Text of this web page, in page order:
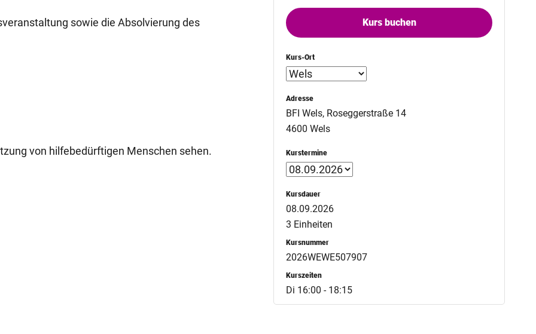
sowie die Absolvierung des
von hilfebedürftigen Menschen sehen.
Kurs-Ort
Adresse
BFI Wels, Roseggerstraße 14
4600 Wels
Kurstermine
Kursdauer
08.09.2026
3 Einheiten
Kursnummer
2026WEWE507907
Kurszeiten
Di 16:00 - 18:15
Kurs buchen